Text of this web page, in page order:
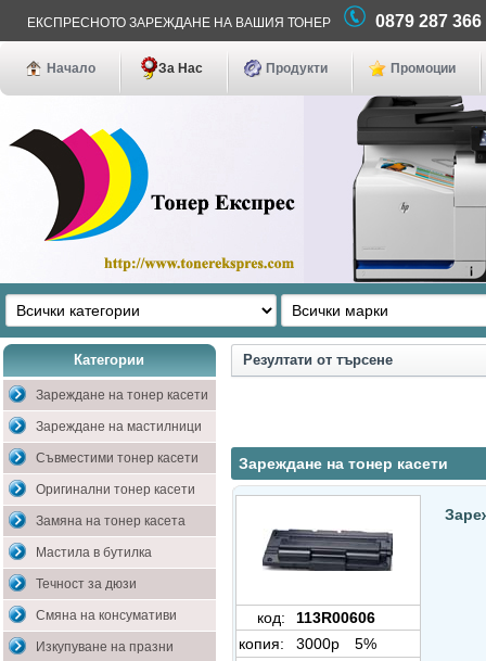
ЕКСПРЕСНОТО ЗАРЕЖДАНЕ НА ВАШИЯ ТОНЕР 0879 287
Начало За Нас Продукти Промоции
Категории
Зареждане на тонер касети
Зареждане на мастилници
Съвместими тонер касети
Оригинални тонер касети
Замяна на тонер касета
Мастила в бутилка
Течност за дюзи
Смяна на консумативи
Изкупуване на празни
Резултати от търсене
Зареждане на тонер касети
код:
113R00606
копия:
3000p
5%